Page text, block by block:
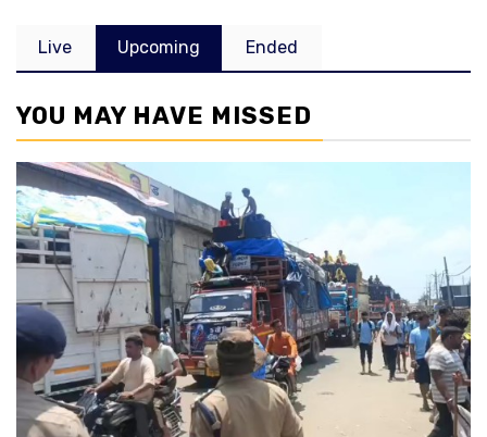
Live Upcoming Ended
YOU MAY HAVE MISSED